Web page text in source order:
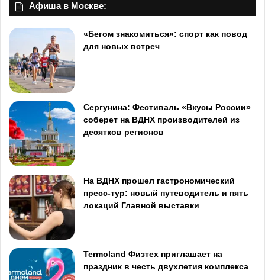
Афиша в Москве:
«Бегом знакомиться»: спорт как повод
для новых встреч
Сергунина: Фестиваль «Вкусы России»
соберет на ВДНХ производителей из
десятков регионов
На ВДНХ прошел гастрономический
пресс-тур: новый путеводитель и пять
локаций Главной выставки
Termoland Физтех приглашает на
праздник в честь двухлетия комплекса